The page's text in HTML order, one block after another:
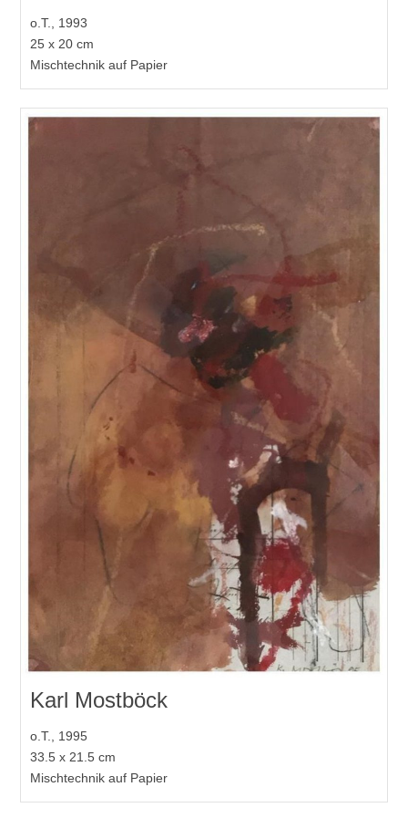
o.T., 1993
25 x 20 cm
Mischtechnik auf Papier
Karl Mostböck
o.T., 1995
33.5 x 21.5 cm
Mischtechnik auf Papier